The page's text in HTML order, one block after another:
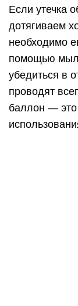
Если утечка
дотягиваем
необходимо
помощью
убедиться в
проводят
баллон — это